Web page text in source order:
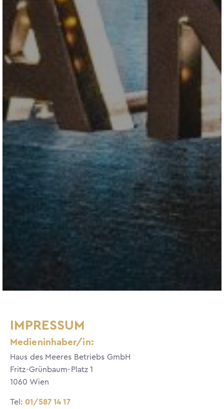
IMPRESSUM
Medieninhaber/in:
Haus des Meeres Betriebs GmbH
Fritz-Grünbaum-Platz 1
1060 Wien
Tel: 01/587 14 17